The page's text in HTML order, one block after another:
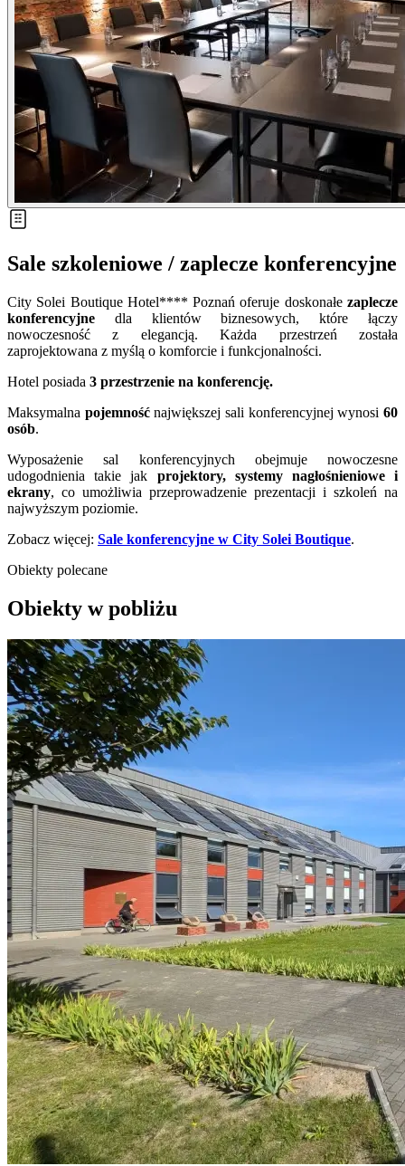
Sale szkoleniowe / zaplecze konferencyjne
City Solei Boutique Hotel**** Poznań oferuje doskonałe zaplecze
konferencyjne dla klientów biznesowych, które łączy
nowoczesność z elegancją. Każda przestrzeń została
zaprojektowana z myślą o komforcie i funkcjonalności.
Hotel posiada 3 przestrzenie na konferencję.
Maksymalna pojemnośćnajwiększej sali konferencyjnej wynosi60
osób.
Wyposażenie sal konferencyjnych obejmuje nowoczesne
udogodnienia takie jak projektory, systemy nagłośnieniowe i
ekrany, co umożliwia przeprowadzenie prezentacji i szkoleń na
najwyższym poziomie.
Zobacz więcej: Sale konferencyjne w City Solei Boutique.
Obiekty polecane
Obiekty w pobliżu